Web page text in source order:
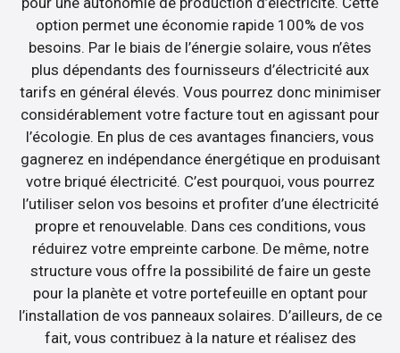
option permet une économie rapide 100% de vos
besoins. Par le biais de l’énergie solaire, vous n’êtes
plus dépendants des fournisseurs d’électricité aux
tarifs en général élevés. Vous pourrez donc minimiser
considérablement votre facture tout en agissant pour
l’écologie. En plus de ces avantages financiers, vous
gagnerez en indépendance énergétique en produisant
votre briqué électricité. C’est pourquoi, vous pourrez
l’utiliser selon vos besoins et profiter d’une électricité
propre et renouvelable. Dans ces conditions, vous
réduirez votre empreinte carbone. De même, notre
structure vous offre la possibilité de faire un geste
pour la planète et votre portefeuille en optant pour
l’installation de vos panneaux solaires. D’ailleurs, de ce
fait, vous contribuez à la nature et réalisez des